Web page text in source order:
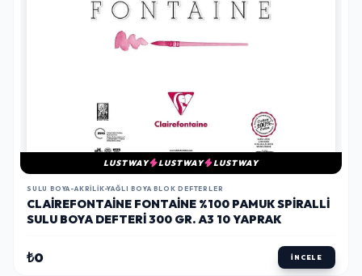
LUSTWAY LUSTWAY LUSTWAY
SULU BOYA-AKRILIK-YAĞLI BOYA BLOK DEFTERLER
CLAIREFONTAINE FONTAINE %100 PAMUK SPIRALLI
SULU BOYA DEFTERI 300 GR. A3 10 YAPRAK
₺0 İNCELE